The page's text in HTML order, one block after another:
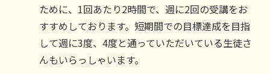
ために、1回あたり2時間で、週に2回の受講をお
すすめしております。短期間での目標達成を目指
して週に3度、4度と通っていただいている生徒さ
んもいらっしゃいます。